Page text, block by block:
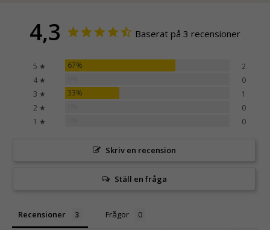
4,3 Baserat på 3 recensioner
5 ★ 67%
2
4 ★
0
3 ★
33%
1
2 ★
0
1 ★
0
Skriv en recension
Ställ en fråga
Recensioner Frågor